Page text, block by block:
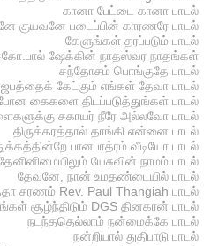
கானா பேட்டை கானா பாடல்
குயவனே படைப்பின் காரணரே பாடல்
கேளுங்கள் தரப்படும் பாடல்
ஷேக்கின் நாதஸ்வர நாதங்கள்
சந்தோசம் பொங்குதே பாடல்
கேட்கும் எங்கள் தேவா பாடல்
கைகளை திடப்படுத்துங்கள் பாடல்
சகாயர் நீரே அல்லவோ பாடல்
திருக்கரத்தால் தாங்கி என்னை பாடல்
பானபாத்ரம் வீடியோ பாடல்
யேசுவின் நாமம் பாடல்
தேவனே, நான் உமதண்டையில் பாடல்
சரணம் Rev. Paul Thangiah பாடல்
சூழ்ந்திடும் DGS தினகரன் பாடல்
நடந்ததெல்லாம் நன்மைக்கே பாடல்
நன்றியால் துதிபாடு பாடல்